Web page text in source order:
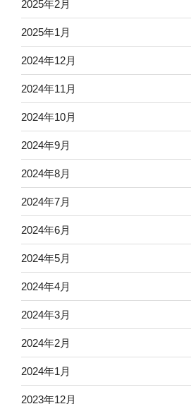
2025年2月
2025年1月
2024年12月
2024年11月
2024年10月
2024年9月
2024年8月
2024年7月
2024年6月
2024年5月
2024年4月
2024年3月
2024年2月
2024年1月
2023年12月